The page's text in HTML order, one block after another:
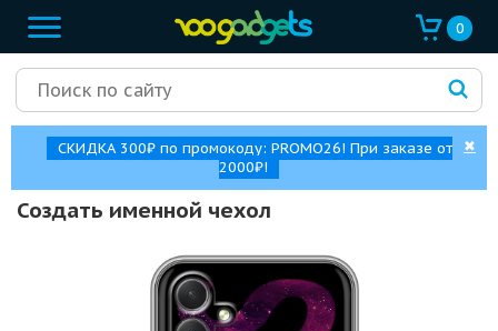
0
СКИДКА 300₽ по промокоду: PROMO26! При заказе от
2000₽!
✖
Создать именной чехол